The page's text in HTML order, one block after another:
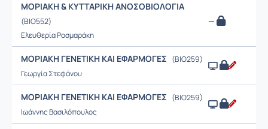
ΜΟΡΙΑΚΗ & ΚΥΤΤΑΡΙΚΗ ΑΝΟΣΟΒΙΟΛΟΓΙΑ
(BIO552)
Ελευθερία Ροσμαράκη
—
ΜΟΡΙΑΚΗ ΓΕΝΕΤΙΚΗ ΚΑΙ ΕΦΑΡΜΟΓΕΣ (BIO259)
Γεωργία Στεφάνου
ΜΟΡΙΑΚΗ ΓΕΝΕΤΙΚΗ ΚΑΙ ΕΦΑΡΜΟΓΕΣ (ΒΙΟ259)
Ιωάννης Βασιλόπουλος